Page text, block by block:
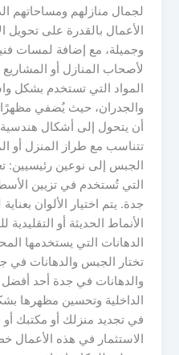
لجمال منازلهم ومساحاتهم
الأعمال بالقدرة على تحويل
وجميلة، مع إضافة لمسات
لأصحاب المنازل أو
المواد التي تستخدم بشكل
والجدران، حيث يُضفي
أن يتحول إلى أشكال
تتناسب مع طراز المنزل أو
الجبس إلى نوعين رئيسيين:
التي تُستخدم في تزيين
جدة. يتم اختيار الألوان
الأنماط الحديثة أو
الدهانات التي يستخدمها
تختار الجبس والدهانات في
والدهانات في جدة أحد
الداخلية وتحسين مظهرها
في تجديد منزلك أو مكتبك
الاستثمار في هذه الأعمال